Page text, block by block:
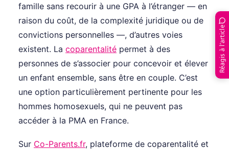
famille sans recourir à une GPA à l’étranger — en
raison du coût, de la complexité juridique ou de
convictions personnelles —, d’autres voies
existent. La coparentalité permet à des
personnes de s’associer pour concevoir et élever
un enfant ensemble, sans être en couple. C’est
une option particulièrement pertinente pour les
hommes homosexuels, qui ne peuvent pas
accéder à la PMA en France.
Sur Co-Parents.fr, plateforme de coparentalité et
Réagis à l’article